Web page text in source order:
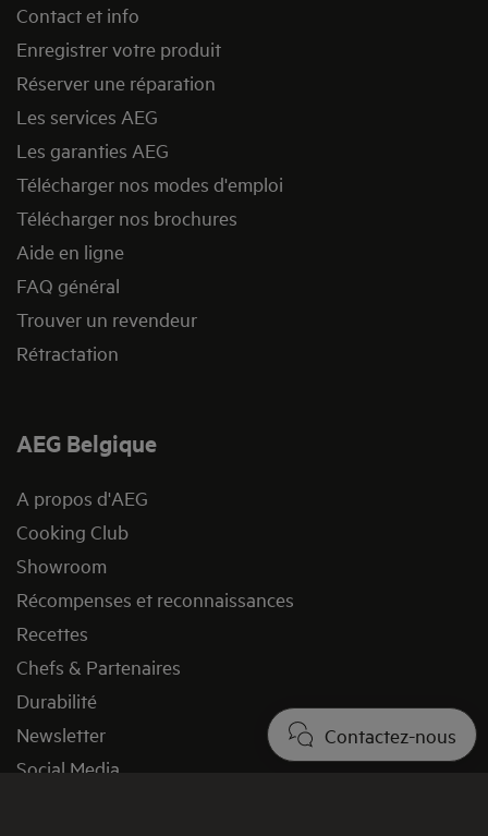
Contactez-nous
Contact et info
Enregistrer votre produit
Réserver une réparation
Les services AEG
Les garanties AEG
Télécharger nos modes d'emploi
Télécharger nos brochures
Aide en ligne
FAQ général
Trouver un revendeur
Rétractation
AEG Belgique
A propos d'AEG
Cooking Club
Showroom
Récompenses et reconnaissances
Recettes
Chefs & Partenaires
Durabilité
Newsletter
Social Media